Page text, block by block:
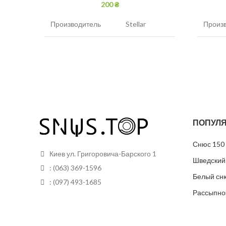
200₴
Производитель Stellar
Грамм в банке 12
Пакетиков в банке
Грамм
Киев ул. Григоровича-Барского 1
: (063) 369-1596
: (097) 493-1685
Снюс 150
Белый